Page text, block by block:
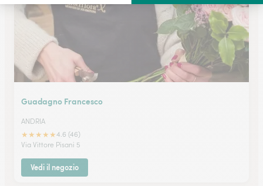
Guadagno Francesco
ANDRIA
★★★★★4.6 (46)
Via Vittore Pisani 5
Vedi il negozio